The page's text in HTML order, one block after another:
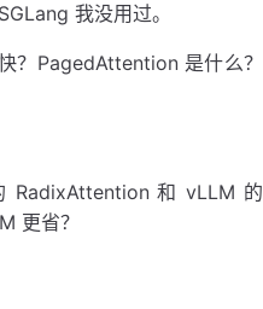
我没用过。
PagedAttention 是什么？
RadixAttention 和 vLLM 的
更省？